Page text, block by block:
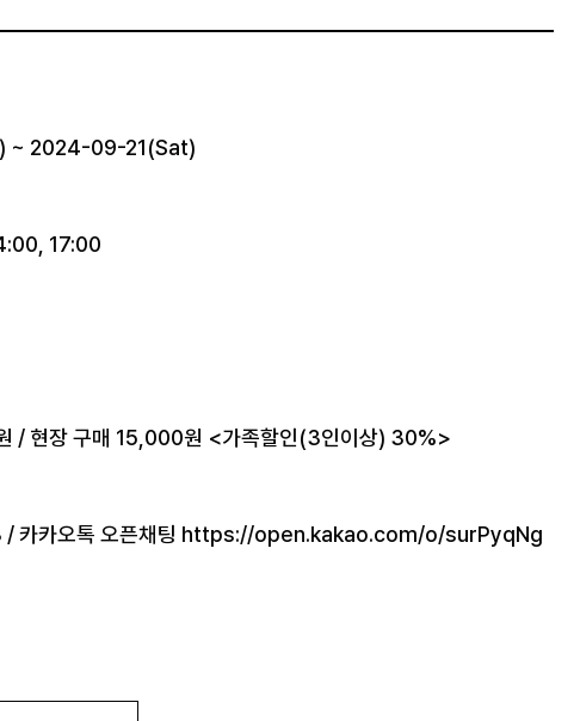
~ 2024-09-21(Sat)
17:00
/ 현장 구매 15,000원 <가족할인(3인이상) 30%>
카오톡 오픈채팅 https://open.kakao.com/o/surPyqNg